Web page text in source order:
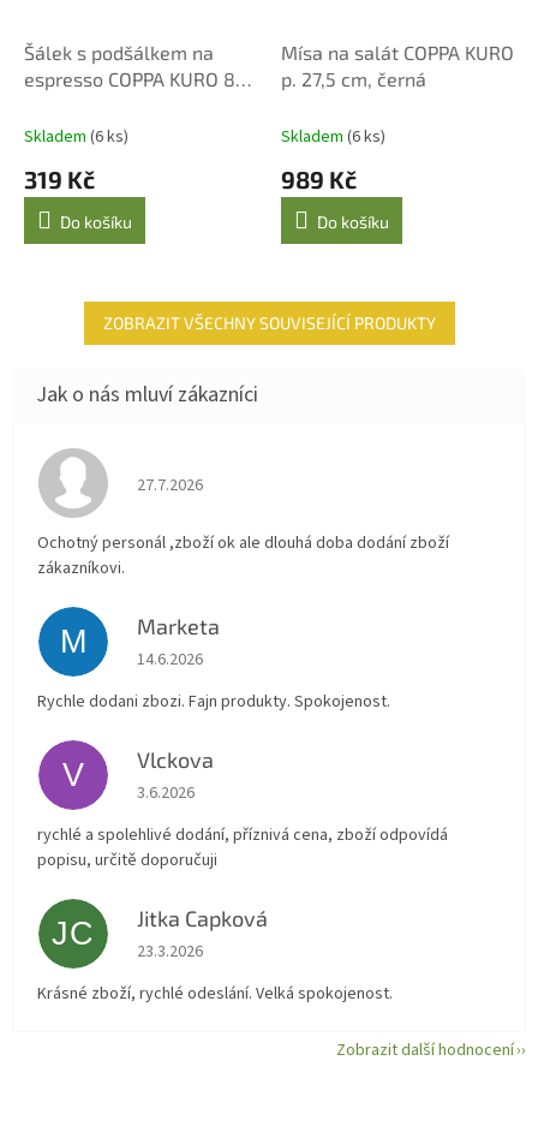
Šálek s podšálkem na
espresso COPPA KURO 80
Skladem (6 ks)
319 Kč
Do košíku
Mísa na salát COPPA KURO
p. 27,5 cm, černá
Skladem (6 ks)
989 Kč
Do košíku
ZOBRAZIT VŠECHNY SOUVISEJÍCÍ PRODUKTY
Hodnocení obchodu je 4 z 5 hvězdiček.
27.7.2026
Ochotný personál ,zboží ok ale dlouhá doba dodání zboží
zákazníkovi.
M Marketa
Hodnocení obchodu je 5 z 5 hvězdiček.
14.6.2026
Rychle dodani zbozi. Fajn produkty. Spokojenost.
V Vlckova
Hodnocení obchodu je 5 z 5 hvězdiček.
3.6.2026
rychlé a spolehlivé dodání, příznivá cena, zboží odpovídá
popisu, určitě doporučuji
JC Jitka Capková
Hodnocení obchodu je 5 z 5 hvězdiček.
23.3.2026
Krásné zboží, rychlé odeslání. Velká spokojenost.
Zobrazit další hodnocení